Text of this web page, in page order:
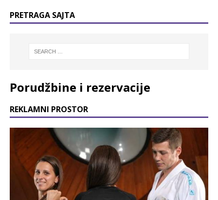
PRETRAGA SAJTA
Porudžbine i rezervacije
REKLAMNI PROSTOR